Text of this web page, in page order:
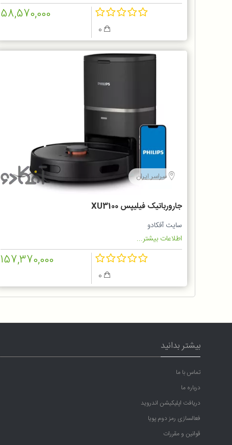
58,570,000
سراسر ایران
جارورباتیک فیلیپس XU3100
سایت آفکادو
اطلاعات بیشتر...
157,370,000
بیشتر بدانید
تماس با ما
درباره ما
دریافت اپلیکیشن اندروید
فعالسازی رمز دوم پویا
قوانین و مقررات